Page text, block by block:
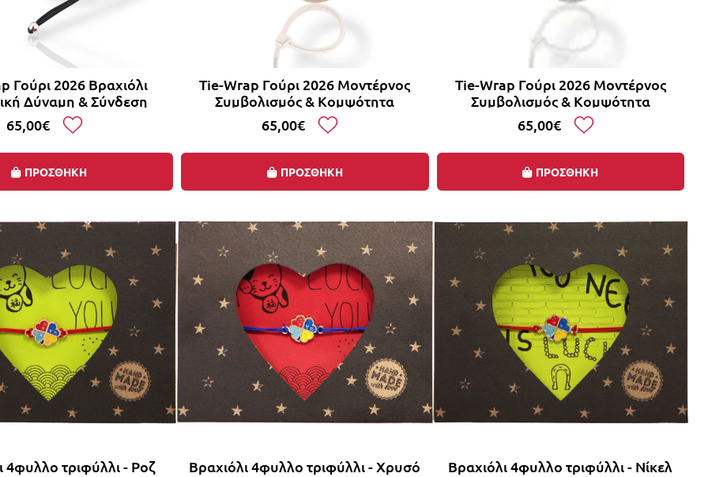
Γούρι 2026 Βραχιόλι
Δύναμη & Σύνδεση
65,00€
ΠΡΟΣΘΗΚΗ
Tie-Wrap Γούρι 2026 Μοντέρνος
Συμβολισμός & Κομψότητα
65,00€
ΠΡΟΣΘΗΚΗ
Tie-Wrap Γούρι 2026 Μοντέρνος
Συμβολισμός & Κομψότητα
65,00€
ΠΡΟΣΘΗΚΗ
4φυλλο τριφύλλι - Ροζ Βραχιόλι 4φυλλο τριφύλλι - Χρυσό Βραχιόλι 4φυλλο τριφύλλι - Νίκελ